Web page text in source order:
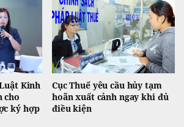
Kinh
cho
ký hợp
Cục Thuế yêu cầu hủy tạm
hoãn xuất cảnh ngay khi đủ
điều kiện